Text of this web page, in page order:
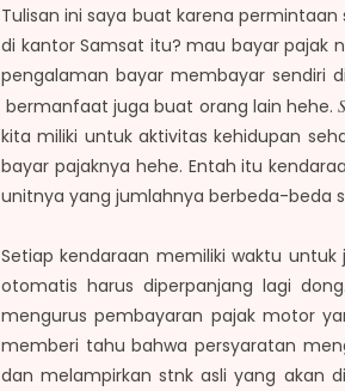
Tulisan ini saya buat karena
di kantor Samsat itu? mau bayar pajak
pengalaman bayar membayar sendiri
bermanfaat juga buat orang lain hehe.
kita miliki untuk aktivitas kehidupan
bayar pajaknya hehe. Entah itu
unitnya yang jumlahnya berbeda-beda
Setiap kendaraan memiliki waktu
otomatis harus diperpanjang lagi
mengurus pembayaran pajak motor
memberi tahu bahwa persyaratan
dan melampirkan stnk asli yang akan